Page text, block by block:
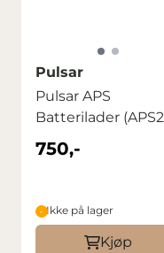
Pulsar
Pulsar APS
Batterilader (APS2
og APS3)
750,-
Ikke på lager
Kjøp